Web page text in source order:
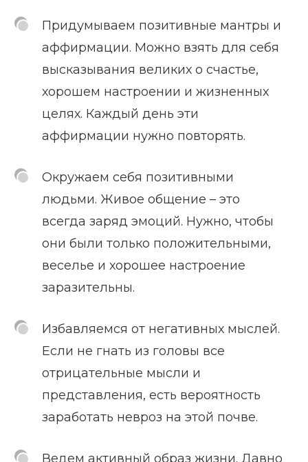
Придумываем позитивные мантры и
аффирмации. Можно взять для себя
высказывания великих о счастье,
хорошем настроении и жизненных
целях. Каждый день эти
аффирмации нужно повторять.
Окружаем себя позитивными
людьми. Живое общение – это
всегда заряд эмоций. Нужно, чтобы
они были только положительными,
веселье и хорошее настроение
заразительны.
Избавляемся от негативных мыслей.
Если не гнать из головы все
отрицательные мысли и
представления, есть вероятность
заработать невроз на этой почве.
Ведем активный образ жизни. Давно